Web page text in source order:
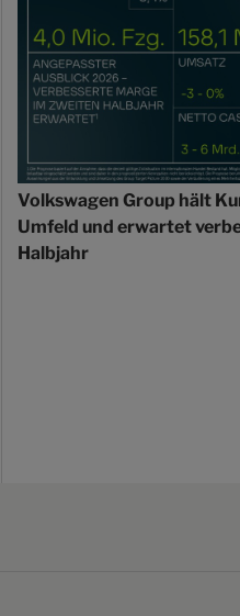
Volkswagen Group hält
Umfeld und erwartet
Halbjahr